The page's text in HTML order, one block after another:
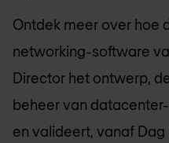
Ontdek meer over hoe
networking-software
Director het ontwerp,
beheer van
en valideert, vanaf